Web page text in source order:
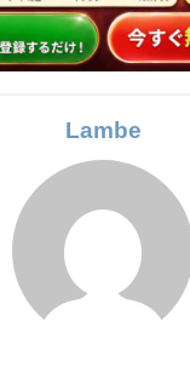
Lambe